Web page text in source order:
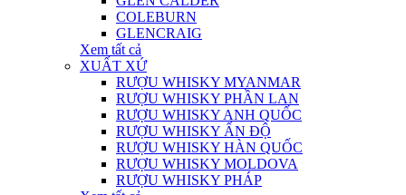
COLEBURN
GLENCRAIG
Xem tất cả
XUẤT XỨ
RƯỢU WHISKY MYANMAR
RƯỢU WHISKY PHẦN LAN
RƯỢU WHISKY ANH QUỐC
RƯỢU WHISKY ẤN ĐỘ
RƯỢU WHISKY HÀN QUỐC
RƯỢU WHISKY MOLDOVA
RƯỢU WHISKY PHÁP